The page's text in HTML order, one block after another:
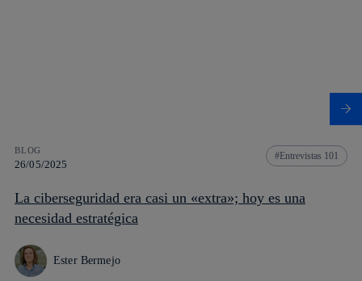
BLOG
26/05/2025
Entrevistas 101
La ciberseguridad era casi un «extra»; hoy es una
necesidad estratégica
Ester Bermejo